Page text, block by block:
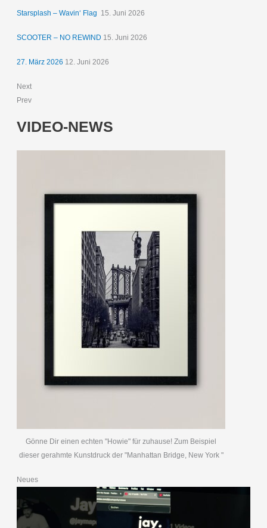
Starsplash – Wavin‘ Flag 15. Juni 2026
SCOOTER – NO REWIND 15. Juni 2026
27. März 2026 12. Juni 2026
Next
Prev
VIDEO-NEWS
Gönne Dir einen echten "Howie" für zuhause! Zum Beispiel
dieser gerahmte Kunstdruck der "Manhattan Bridge, New York "
Neues